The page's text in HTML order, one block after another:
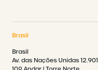
Brasil
Brasil
Av. das Nações Unidas 12.901